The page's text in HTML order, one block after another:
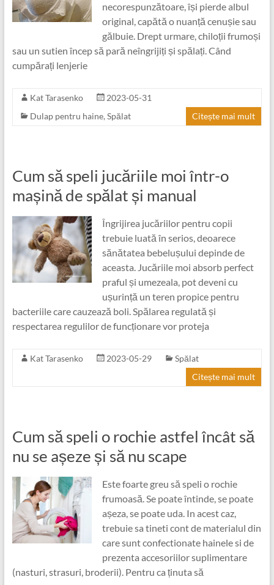
necorespunzătoare, își pierde albul
original, capătă o nuanță cenușie sau
gălbuie. Drept urmare, chiloții frumoși
sau un sutien încep să pară neîngrijiți și spălați. Când
cumpărați lenjerie
Kat Tarasenko
2023-05-31
Dulap pentru haine, Spălat Citește mai mult
Cum să speli jucăriile moi într-o
mașină de spălat și manual
Îngrijirea jucăriilor pentru copii
trebuie luată în serios, deoarece
sănătatea bebelușului depinde de
aceasta. Jucăriile moi absorb perfect
praful și umezeala, pot deveni cu
ușurință un teren propice pentru
bacteriile care cauzează boli. Spălarea regulată și
respectarea regulilor de funcționare vor proteja
Kat Tarasenko 2023-05-29
Spălat
Citește mai mult
Cum să speli o rochie astfel încât să
nu se așeze și să nu scape
Este foarte greu să speli o rochie
frumoasă. Se poate întinde, se poate
așeza, se poate uda. In acest caz,
trebuie sa tineti cont de materialul din
care sunt confectionate hainele si de
prezenta accesoriilor suplimentare
(nasturi, strasuri, broderii). Pentru ca ținuta să